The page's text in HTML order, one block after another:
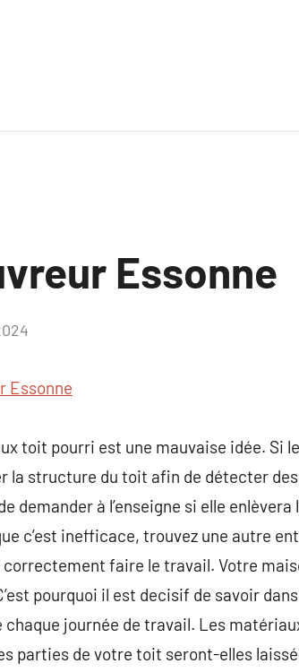
Essonne
Essonne
toit pourri est une mauvaise idée. Si
la structure du toit afin de détecter
demander à l’enseigne si elle enlèvera
c’est inefficace, trouvez une autre
faire le travail. Votre
pourquoi il est decisif de savoir
journée de travail. Les
parties de votre toit seront-elles